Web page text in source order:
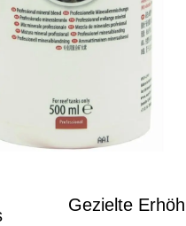
Gezielte